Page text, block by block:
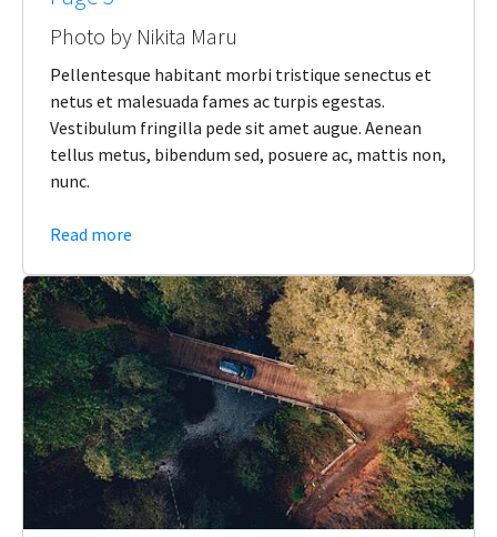
Photo by Nikita Maru
Pellentesque habitant morbi tristique senectus et
netus et malesuada fames ac turpis egestas.
Vestibulum fringilla pede sit amet augue. Aenean
tellus metus, bibendum sed, posuere ac, mattis non,
nunc.
Read more